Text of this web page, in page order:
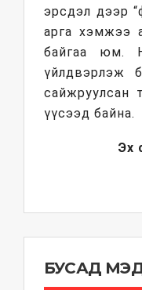
эрсдэл дээр
арга хэмжээ
байгаа юм.
үйлдвэрлэж
сайжруулсан
үүсээд байна.
Эх
БУСАД